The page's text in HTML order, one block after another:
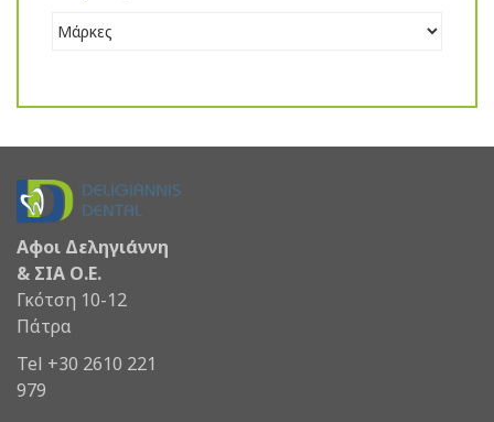
Αφοι Δεληγιάννη
& ΣΙΑ Ο.Ε.
Γκότση 10-12
Πάτρα
Tel +30 2610 221
979